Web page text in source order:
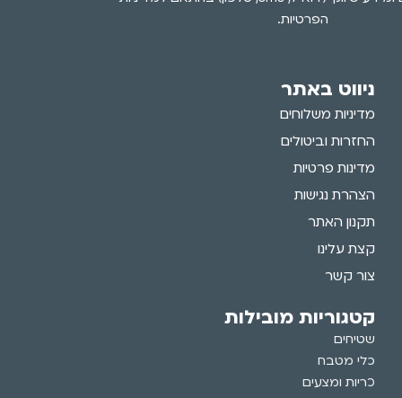
הפרטיות.
ניווט באתר
מדיניות משלוחים
החזרות וביטולים
מדינות פרטיות
הצהרת נגישות
תקנון האתר
קצת עלינו
צור קשר
קטגוריות מובילות
שטיחים
כלי מטבח
כריות ומצעים